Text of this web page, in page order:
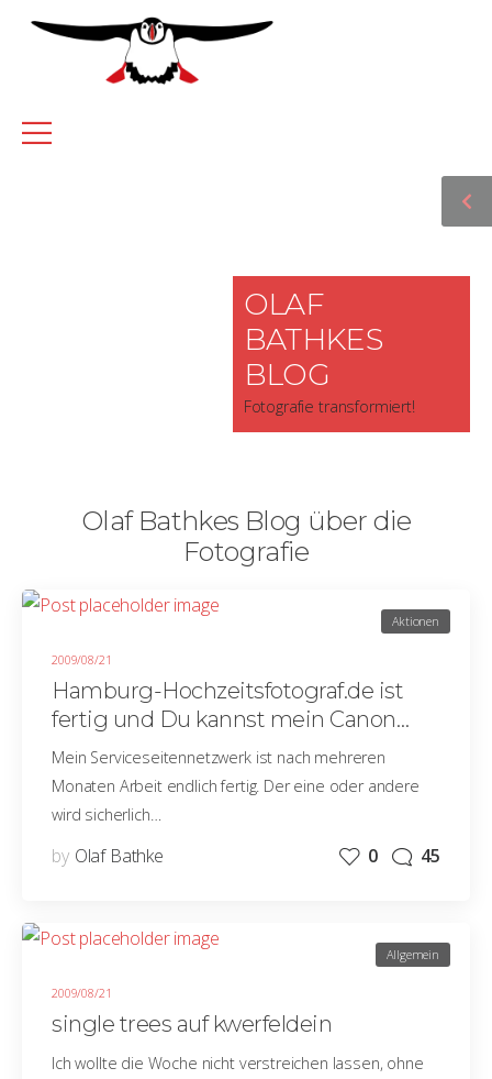
OLAF
BATHKES
BLOG
Fotografie transformiert!
Olaf Bathkes Blog über die
Fotografie
2009/08/21
Aktionen
Hamburg-Hochzeitsfotograf.de ist
fertig und Du kannst mein Canon
50mm f1.8 gewinnen
Mein Serviceseitennetzwerk ist nach mehreren
Monaten Arbeit endlich fertig. Der eine oder andere
wird sicherlich…
by Olaf Bathke 0 45
2009/08/21
Allgemein
single trees auf kwerfeldein
Ich wollte die Woche nicht verstreichen lassen, ohne